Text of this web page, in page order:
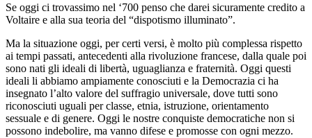
Se oggi ci trovassimo nel ‘700 penso che darei sicuramente credito a
Voltaire e alla sua teoria del “dispotismo illuminato”.
Ma la situazione oggi, per certi versi, è molto più complessa rispetto
ai tempi passati, antecedenti alla rivoluzione francese, dalla quale poi
sono nati gli ideali di libertà, uguaglianza e fraternità. Oggi questi
ideali li abbiamo ampiamente conosciuti e la Democrazia ci ha
insegnato l’alto valore del suffragio universale, dove tutti sono
riconosciuti uguali per classe, etnia, istruzione, orientamento
sessuale e di genere. Oggi le nostre conquiste democratiche non si
possono indebolire, ma vanno difese e promosse con ogni mezzo.